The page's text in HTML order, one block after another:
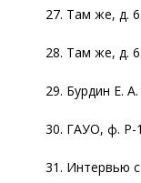
27. Там же, д.
28. Там же, д.
29. Бурдин Е.
30. ГАУО, ф. Р-
31. Интервью